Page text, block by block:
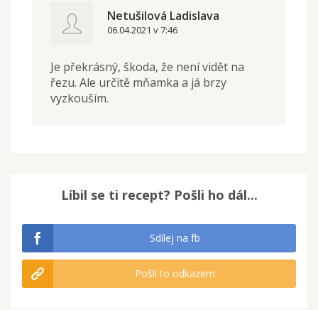
Netušilová Ladislava
06.04.2021 v 7:46
Je překrásný, škoda, že není vidět na
řezu. Ale určitě mňamka a já brzy
vyzkouším.
Líbil se ti recept? Pošli ho dál...
Sdílej na fb
Pošli to odkazem